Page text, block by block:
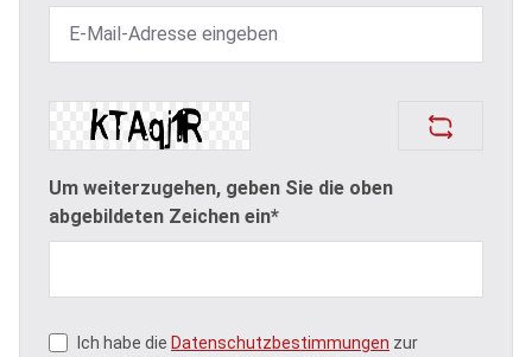
Um weiterzugehen, geben Sie die oben
abgebildeten Zeichen ein*
Ich habe die Datenschutzbestimmungen zur